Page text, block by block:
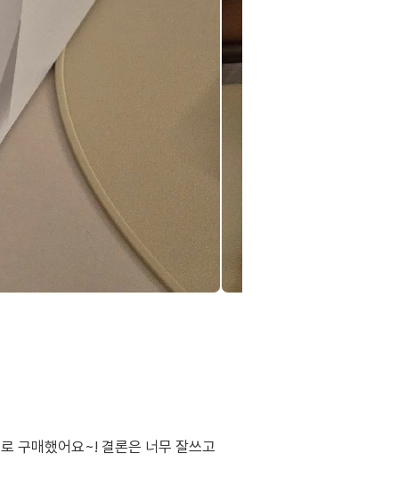
구매했어요~! 결론은 너무 잘쓰고